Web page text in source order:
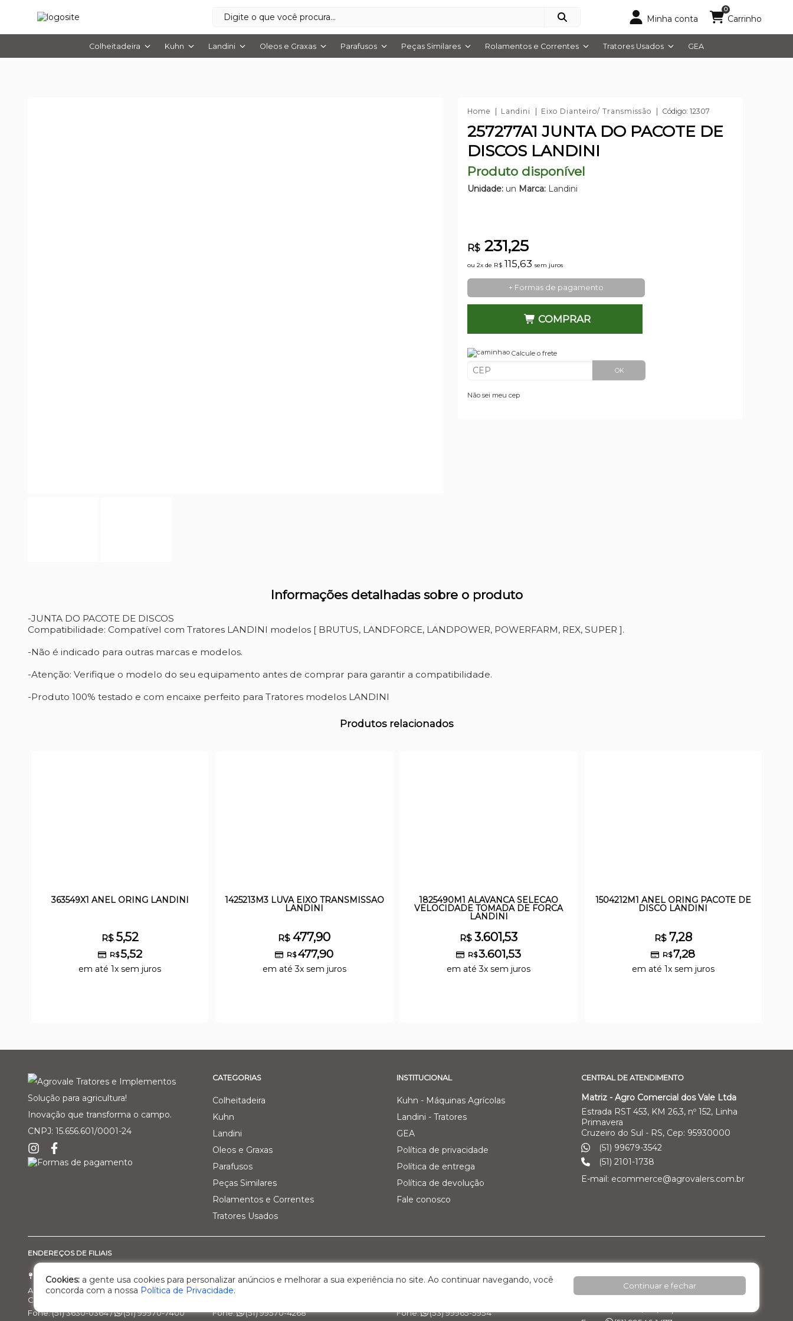
Minha conta
0
Carrinho
Colheitadeira Kuhn Landini Oleos e Graxas Parafusos Peças Similares Rolamentos e Correntes Tratores Usados GEA
Home Landini Eixo Dianteiro/ Transmissão Código: 12307
257277A1 JUNTA DO PACOTE DE
DISCOS LANDINI
Produto disponível
Unidade: un Marca: Landini
R$ 231,25
ou 2x de R$ 115,63sem juros
+ Formas de pagamento
COMPRAR
Calcule o frete
OK
Não sei meu cep
Informações detalhadas sobre o produto
-JUNTA DO PACOTE DE DISCOS
Compatibilidade: Compatível com Tratores LANDINI modelos [ BRUTUS, LANDFORCE, LANDPOWER, POWERFARM, REX, SUPER ].
-Não é indicado para outras marcas e modelos.
-Atenção: Verifique o modelo do seu equipamento antes de comprar para garantir a compatibilidade.
-Produto 100% testado e com encaixe perfeito para Tratores modelos LANDINI
Produtos relacionados
363549X1 ANEL ORING LANDINI
R$ 5,52
R$5,52
em até 1x sem juros
1425213M3 LUVA EIXO TRANSMISSAO
LANDINI
R$477,90
R$477,90
em até 3x sem juros
1825490M1 ALAVANCA SELECAO
VELOCIDADE TOMADA DE FORCA
LANDINI
R$3.601,53
R$3.601,53
em até 3x sem juros
1504212M1 ANEL ORING PACOTE DE
DISCO LANDINI
R$ 7,28
R$7,28
em até 1x sem juros
Solução para agricultura!
Inovação que transforma o campo.
CNPJ: 15.656.601/0001-24
CATEGORIAS
Colheitadeira
Kuhn
Landini
Oleos e Graxas
Parafusos
Peças Similares
Rolamentos e Correntes
Tratores Usados
INSTITUCIONAL
Kuhn - Máquinas Agrícolas
Landini - Tratores
GEA
Política de privacidade
Política de entrega
Política de devolução
Fale conosco
CENTRAL DE ATENDIMENTO
Matriz - Agro Comercial dos Vale Ltda
Estrada RST 453, KM 26,3, nº 152, Linha
Primavera
Cruzeiro do Sul - RS, Cep: 95930000
(51) 99679-3542
(51) 2101-1738
E-mail: ecommerce@agrovalers.com.br
ENDEREÇOS DE FILIAIS
Filial 01 - Agro Comercial dos Vale Ltda
Av. Marcelo Gama, 3470, bairro Santa Helena
Cachoeira do Sul/RS – Cep: 95.503-798
Fone: (51) 3630-0364 /
(51) 99970-7400
Filial 02 - Pecuária Leiteira - GEA
Rod. BR 470, Km 161, nº 5000 – Interior
Fone:
(51) 99570-4268
Filial 03 - Agro Comercial dos Vales Ltda
Fone:
(53) 99965-5954
Filial 04 – Pecuária Leiteira - GEA
Rod. RST 453, Km 26,3 nº 152, - Pavilhão 02 -
Cookies: a gente usa cookies para personalizar anúncios e melhorar a sua experiência no site. Ao continuar navegando, você
concorda com a nossa Política de Privacidade. Continuar e fechar